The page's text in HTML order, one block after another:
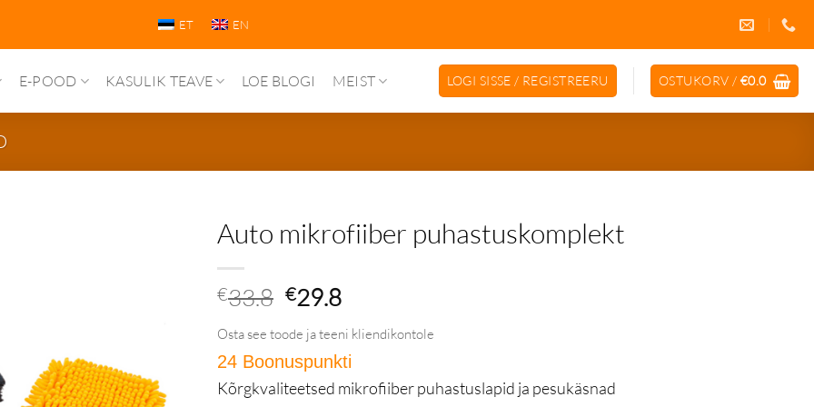
ET EN
E-POOD KASULIK TEAVE LOE BLOGI MEIST LOGI SISSE / REGISTREERU OSTUKORV / €0.0
Auto mikrofiiber puhastuskomplekt
€33.8 Algne
oli:
€33.8.
€29.8Praegune
on:
€29.8.
Osta see toode ja teeni kliendikontole
24 Boonuspunkti
Kõrgkvaliteetsed mikrofiiber puhastuslapid ja pesukäsnad